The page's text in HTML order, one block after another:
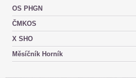
OS PHGN
ČMKOS
X SHO
Měsíčník Horník